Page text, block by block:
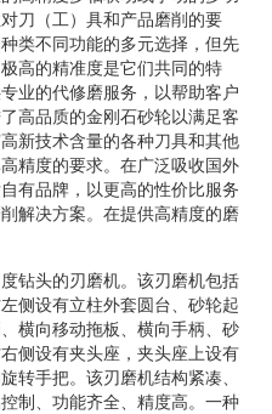
刀（工）具和产品磨削的要
类不同功能的多元选择，但先
高的精准度是它们共同的特
业的代修磨服务，以帮助客户
高品质的金刚石砂轮以满足客
新技术含量的各种刀具和其他
精度的要求。在广泛吸收国外
有品牌，以更高的性价比服务
解决方案。在提供高精度的磨
钻头的刃磨机。该刃磨机包括
侧设有立柱外套圆台、砂轮起
横向移动拖板、横向手柄、砂
侧设有夹头座，夹头座上设有
转手把。该刃磨机结构紧凑、
制、功能齐全、精度高。一种